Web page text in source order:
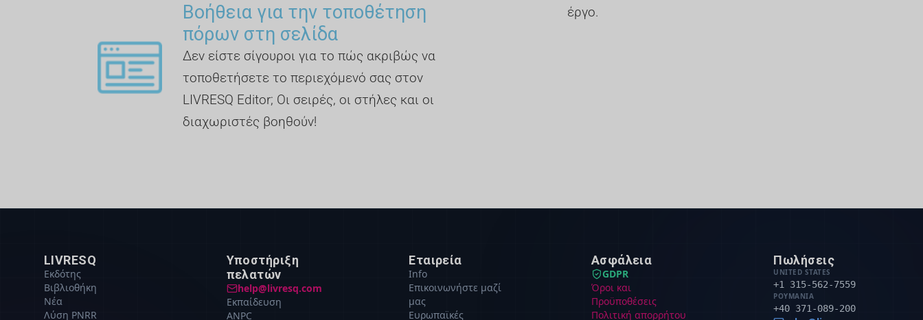
Βοήθεια για την τοποθέτηση
πόρων στη σελίδα
Δεν είστε σίγουροι για το πώς ακριβώς να
τοποθετήσετε το περιεχόμενό σας στον
LIVRESQ Editor; Οι σειρές, οι στήλες και οι
διαχωριστές βοηθούν!
έργο.
LIVRESQ
Εκδότης
Βιβλιοθήκη
Νέα
Λύση PNRR
Υποστήριξη
πελατών
help@livresq.com
Εκπαίδευση
ANPC
Εταιρεία
Info
Επικοινωνήστε μαζί
μας
Ευρωπαϊκές
Ασφάλεια
GDPR
Όροι και
Προϋποθέσεις
Πολιτική απορρήτου
Πωλήσεις
UNITED STATES
+1 315-562-7559
ΡΟΥΜΑΝΊΑ
+40 371-089-200